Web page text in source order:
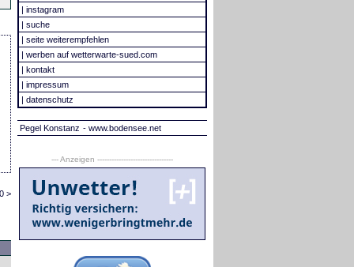
>
| instagram
| suche
| seite weiterempfehlen
| werben auf wetterwarte-sued.com
| kontakt
| impressum
| datenschutz
Pegel Konstanz - www.bodensee.net
--- Anzeigen --------------------------------